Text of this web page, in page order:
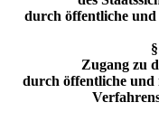
durch öffentliche
Zugang zu
durch öffentliche und